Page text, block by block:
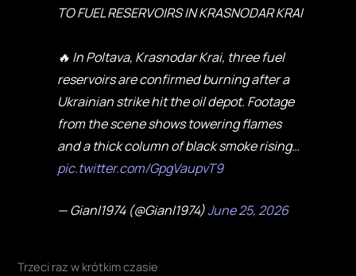
TO FUEL RESERVOIRS IN KRASNODAR KRAI
🔥 In Poltava, Krasnodar Krai, three fuel
reservoirs are confirmed burning after a
Ukrainian strike hit the oil depot. Footage
from the scene shows towering flames
and a thick column of black smoke rising…
pic.twitter.com/GpgVaupvT9
— Gianl1974 (@Gianl1974)June 25, 2026
Trzeci raz w krótkim czasie